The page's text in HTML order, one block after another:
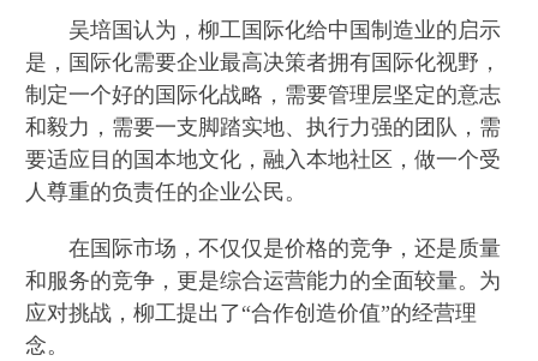
吴培国认为，柳工国际化给中国制造业的启示
是，国际化需要企业最高决策者拥有国际化视野，
制定一个好的国际化战略，需要管理层坚定的意志
和毅力，需要一支脚踏实地、执行力强的团队，需
要适应目的国本地文化，融入本地社区，做一个受
人尊重的负责任的企业公民。
在国际市场，不仅仅是价格的竞争，还是质量
和服务的竞争，更是综合运营能力的全面较量。为
应对挑战，柳工提出了“合作创造价值”的经营理
念。